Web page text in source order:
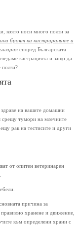
която носи много ползи за
броят на кастрираните и
според Българската
кастрацията и защо да
ползи?
здраве на вашите домашни
срещу тумори на млечните
рак на тестисите и други
от опитен ветеринарен
причина за
хранене и движение,
към определени храни с